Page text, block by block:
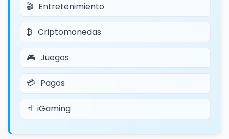
Entretenimiento
Criptomonedas
Juegos
Pagos
iGaming